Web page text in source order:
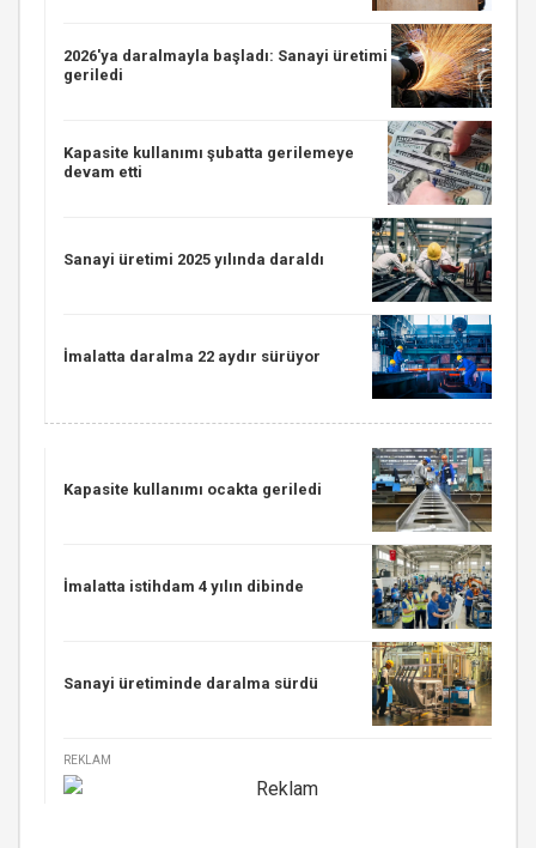
2026'ya daralmayla başladı: Sanayi üretimi
geriledi
Kapasite kullanımı şubatta gerilemeye
devam etti
Sanayi üretimi 2025 yılında daraldı
İmalatta daralma 22 aydır sürüyor
Kapasite kullanımı ocakta geriledi
İmalatta istihdam 4 yılın dibinde
Sanayi üretiminde daralma sürdü
REKLAM